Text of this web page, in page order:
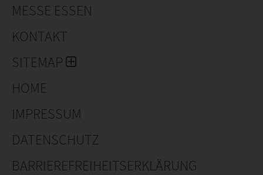
MESSE ESSEN
KONTAKT
SITEMAP
HOME
IMPRESSUM
DATENSCHUTZ
BARRIEREFREIHEITSERKLÄRUNG